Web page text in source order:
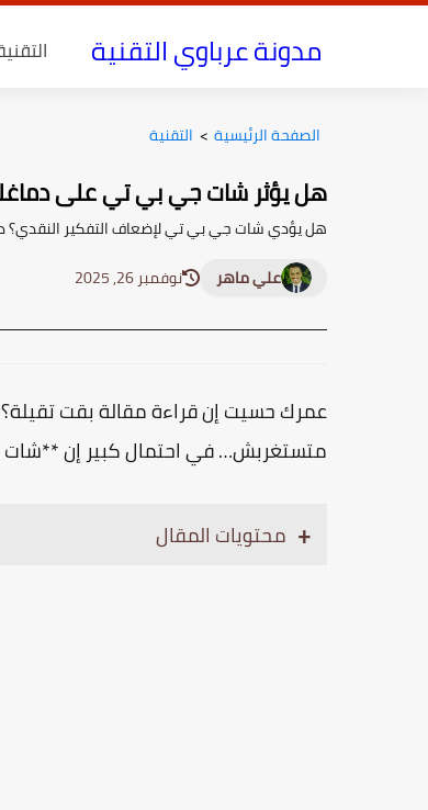
مدونة عرباوي التقنية
الصفحة الرئيسية > التقنية
هل يؤثر شات جي بي تي على
هل يؤدي شات جي بي تي لإضعاف التفكير النقدي؟
علي ماهر
نوفمبر 26, 2025
عمرك حسيت إن قراءة مقالة بقت
متستغربش… في احتمال كبير إن **شات
محتويات المقال